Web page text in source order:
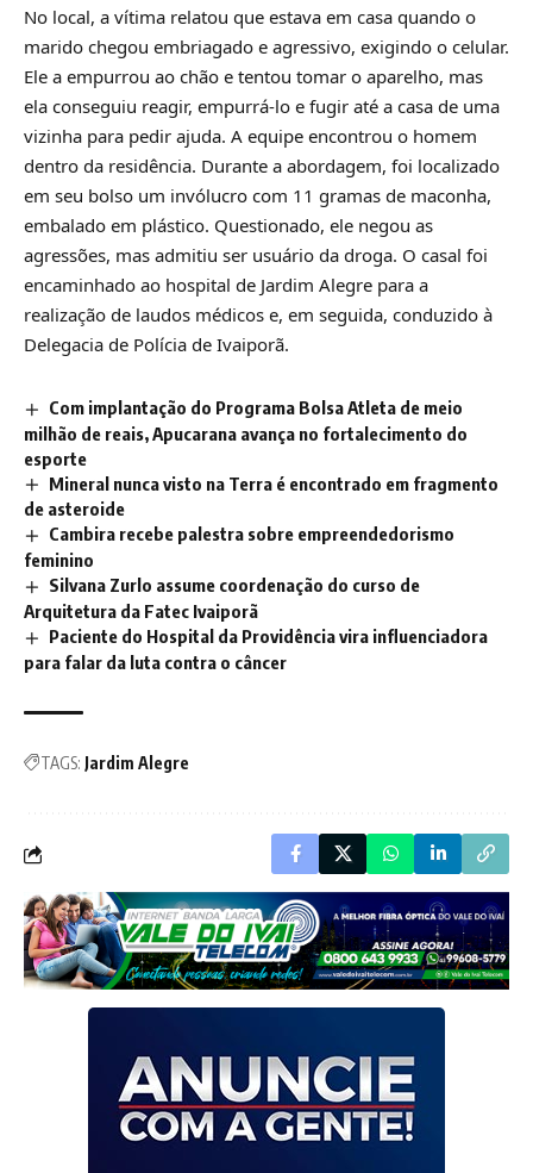
No local, a vítima relatou que estava em casa quando o
marido chegou embriagado e agressivo, exigindo o celular.
Ele a empurrou ao chão e tentou tomar o aparelho, mas
ela conseguiu reagir, empurrá-lo e fugir até a casa de uma
vizinha para pedir ajuda. A equipe encontrou o homem
dentro da residência. Durante a abordagem, foi localizado
em seu bolso um invólucro com 11 gramas de maconha,
embalado em plástico. Questionado, ele negou as
agressões, mas admitiu ser usuário da droga. O casal foi
encaminhado ao hospital de Jardim Alegre para a
realização de laudos médicos e, em seguida, conduzido à
Delegacia de Polícia de Ivaiporã.
Com implantação do Programa Bolsa Atleta de meio
milhão de reais, Apucarana avança no fortalecimento do
esporte
Mineral nunca visto na Terra é encontrado em fragmento
de asteroide
Cambira recebe palestra sobre empreendedorismo
feminino
Silvana Zurlo assume coordenação do curso de
Arquitetura da Fatec Ivaiporã
Paciente do Hospital da Providência vira influenciadora
para falar da luta contra o câncer
TAGS: Jardim Alegre